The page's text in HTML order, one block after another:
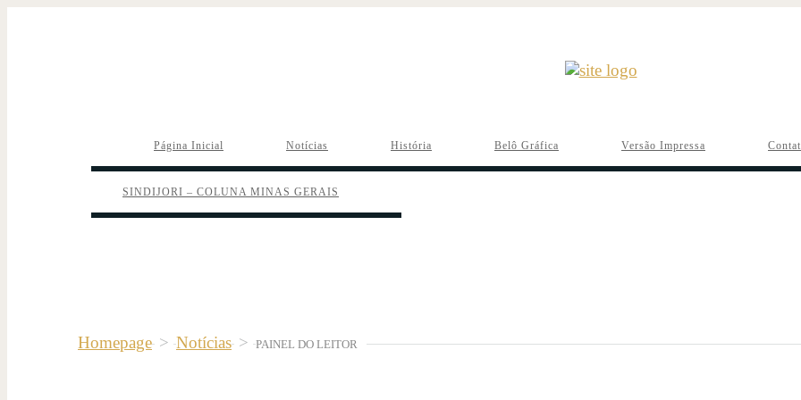
Página Inicial Notícias História Belô Gráfica Versão Impressa
SINDIJORI – COLUNA MINAS GERAIS
Homepage > Notícias > PAINEL DO LEITOR